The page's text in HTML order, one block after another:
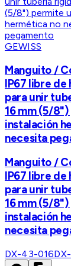
GEWISS
Manguito /
IP67 libre de
para unir
16 mm (5/
instalación
necesita
Manguito /
IP67 libre de
para unir
16 mm (5/
instalación
necesita
DX-43-016